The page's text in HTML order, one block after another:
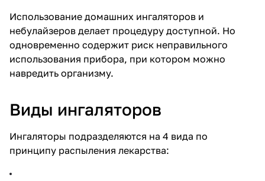
Использование домашних ингаляторов и
небулайзеров делает процедуру доступной. Но
одновременно содержит риск неправильного
использования прибора, при котором можно
навредить организму.
Виды ингаляторов
Ингаляторы подразделяются на 4 вида по
принципу распыления лекарства: